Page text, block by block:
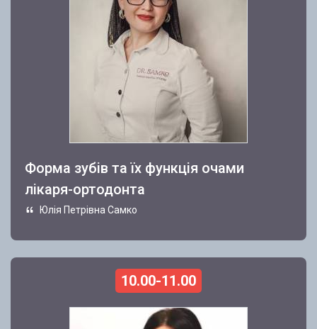
Форма зубів та їх функція очами
лікаря-ортодонта
Юлія Петрівна Самко
10.00-11.00